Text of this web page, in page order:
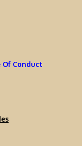
Of Conduct